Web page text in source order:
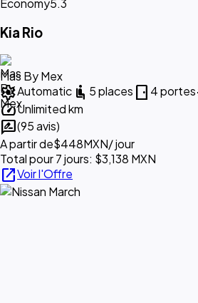
Economy5.3
Kia Rio
Mas By Mex
settingsAutomatic airline_seat_recline_normal 5 places sensor_door 4 portes
speedUnlimited km
rate_review(95 avis)
A partir de$448MXN/ jour
Total pour 7 jours: $3,138 MXN
open_in_newVoir l'Offre